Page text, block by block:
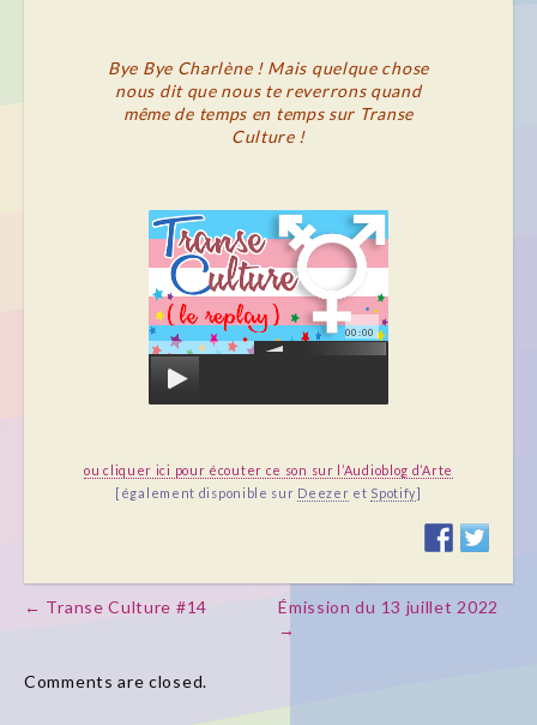
Bye Bye Charlène ! Mais quelque chose
nous dit que nous te reverrons quand
même de temps en temps sur Transe
Culture !
00:00
ou cliquer ici pour écouter ce son sur l’Audioblog d’Arte
[également disponible sur Deezer et Spotify]
← Transe Culture #14
Émission du 13 juillet 2022
→
Comments are closed.